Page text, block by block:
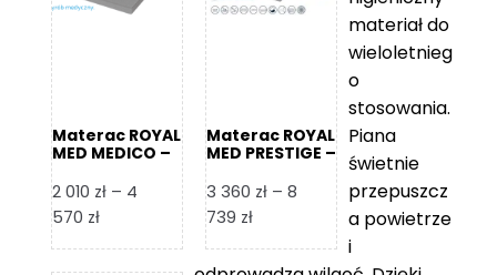
Materac ROYAL
MED MEDICO –
2 010 zł – 4
570 złZakres
od
Materac ROYAL
MED PRESTIGE –
3 360 zł – 8
739 złZakres
od
materiał do
wieloletnieg
o
stosowania.
Piana
świetnie
przepuszcz
a powietrze
i